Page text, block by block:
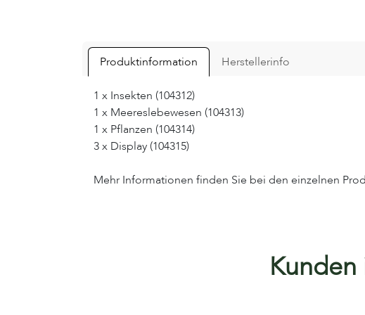
Produktinformation Herstellerinfo
1 x Insekten (104312)
1 x Meereslebewesen (104313)
1 x Pflanzen (104314)
3 x Display (104315)
Mehr Informationen finden Sie bei den einzelnen
Kunden